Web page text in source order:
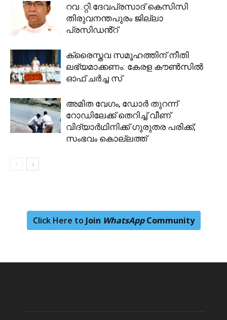
റവ .റ്റി.ദേവപ്രസാദ് കെസിസി
തിരുവനന്തപുരം ജില്ലാ
പ്രസിഡൻ്റ്
ക്രൈസ്തവ സമൂഹത്തിന് നീതി
ലഭ്യമാക്കണം: കേരള കൗൺസിൽ
ഓഫ് ചർച്ച സ്
അമിത വേഗം, ഡോർ തുറന്ന്
റോഡിലേക്ക് തെറിച്ച് വീണ്
വിദ്യാർഥിനിക്ക് ഗുരുതര പരിക്ക്;
സംഭവം കൊല്ലത്ത്
Click Here to Join WhatsAppCommunity